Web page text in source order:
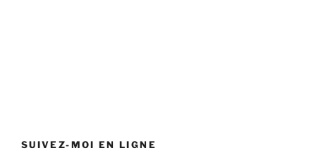
SUIVEZ-MOI EN LIGNE